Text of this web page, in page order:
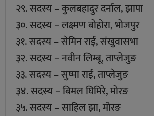
२९. सदस्य – कुलबहादुर दर्नाल, झापा
३०. सदस्य – लक्ष्मण बोहोरा, भोजपुर
३१. सदस्य – सेमिन राई, संखुवासभा
३२. सदस्य – नवीन लिम्बू, ताप्लेजुङ
३३. सदस्य – सुष्मा राई, ताप्लेजुङ
३४. सदस्य – बिमल घिमिरे, मोरङ
३५. सदस्य – साहिल झा, मोरङ